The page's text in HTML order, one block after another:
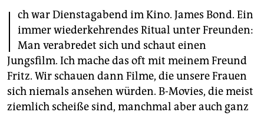
wahrheit
verlag
verlag
veranstaltungen
I ch war Dienstagabend im Kino. James Bond. Ein
immer wiederkehrendes Ritual unter Freunden:
Man verabredet sich und schaut einen
Jungsfilm. Ich mache das oft mit meinem Freund
Fritz. Wir schauen dann Filme, die unsere Frauen
sich niemals ansehen würden. B-Movies, die meist
ziemlich scheiße sind, manchmal aber auch ganz